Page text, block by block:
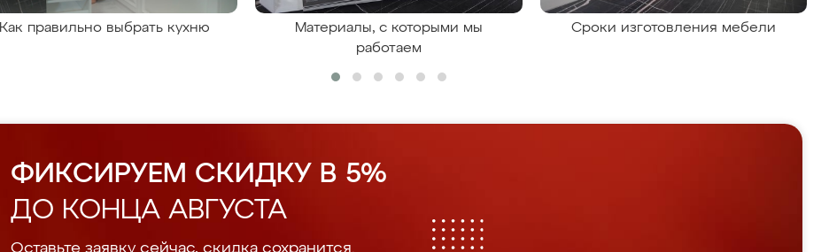
Как правильно выбрать кухню
Материалы, с которыми мы
работаем
Сроки изготовления мебели
ФИКСИРУЕМ СКИДКУ В 5%
ДО КОНЦА АВГУСТА
Оставьте заявку сейчас, скидка сохранится.